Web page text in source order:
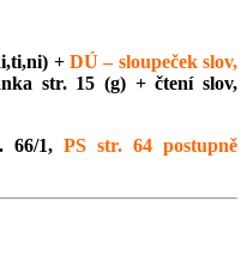
+ DÚ – sloupeček slov,
str. 15 (g) + čtení slov,
66/1, PS str. 64 postupně